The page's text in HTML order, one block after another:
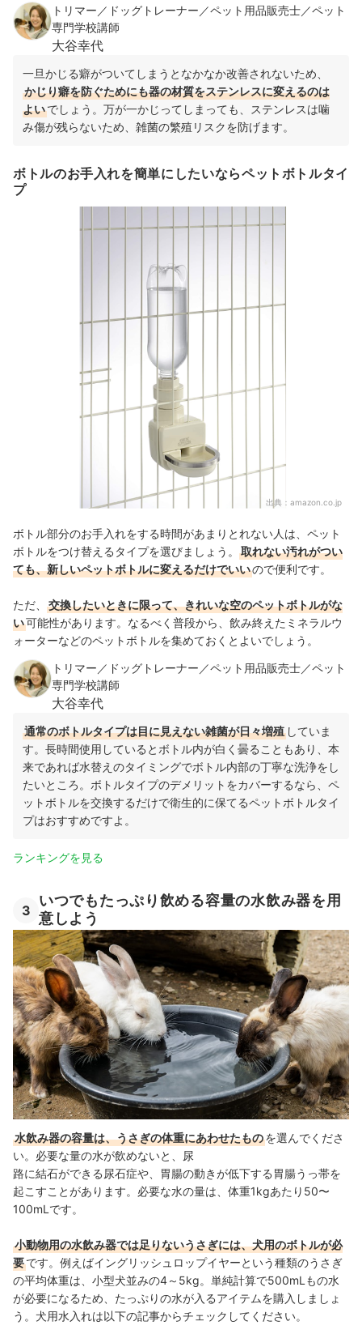
トリマー／ドッグトレーナー／ペット用品販売士／ペット
専門学校講師
大谷幸代
一旦かじる癖がついてしまうとなかなか改善されないため、
かじり癖を防ぐためにも器の材質をステンレスに変えるのは
よいでしょう。万が一かじってしまっても、ステンレスは噛
み傷が残らないため、雑菌の繁殖リスクを防げます。
ボトルのお手入れを簡単にしたいならペットボトルタイ
プ
出典： amazon.co.jp
ボトル部分のお手入れをする時間があまりとれない人は、ペット
ボトルをつけ替えるタイプを選びましょう。
取れない汚れがつい
ても、新しいペットボトルに変えるだけでいいので便利です。
ただ、
交換したいときに限って、きれいな空のペットボトルがな
い可能性があります。なるべく普段から、飲み終えたミネラルウ
ォーターなどのペットボトルを集めておくとよいでしょう。
トリマー／ドッグトレーナー／ペット用品販売士／ペット
専門学校講師
大谷幸代
通常のボトルタイプは目に見えない雑菌が日々増殖 していま
す。長時間使用しているとボトル内が白く曇ることもあり、本
来であれば水替えのタイミングでボトル内部の丁寧な洗浄をし
たいところ。ボトルタイプのデメリットをカバーするなら、ペ
ットボトルを交換するだけで衛生的に保てるペットボトルタイ
プはおすすめですよ。
ランキングを見る
3
いつでもたっぷり飲める容量の水飲み器を用
意しよう
水飲み器の容量は、うさぎの体重にあわせたものを選んでくださ
い。必要な量の水が飲めないと、尿
路に結石ができる尿石症や、胃腸の動きが低下する胃腸うっ帯を
起こすことがあります。必要な水の量は、体重1kgあたり50〜
100mLです。
小動物用の水飲み器では足りないうさぎには、犬用のボトルが必
要です。例えばイングリッシュロップイヤーという種類のうさぎ
の平均体重は、小型犬並みの4～5kg。単純計算で500mLもの水
が必要になるため、たっぷりの水が入るアイテムを購入しましょ
う。犬用水入れは以下の記事からチェックしてください。